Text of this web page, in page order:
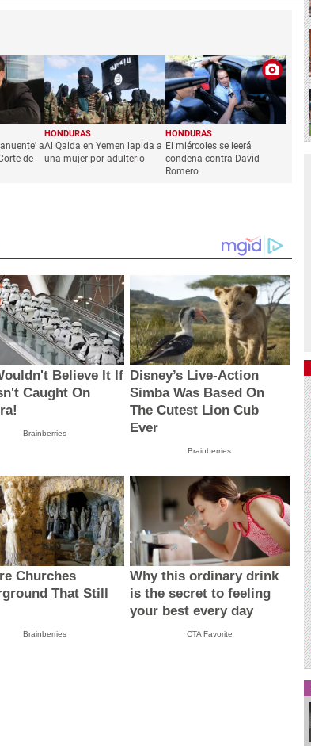
a
de
HONDURAS
Al Qaida en Yemen lapida a
una mujer por adulterio
HONDURAS
El miércoles se leerá
condena contra David
Romero
Believe It If
Caught On
Brainberries
Disney’s Live-Action
Simba Was Based On
The Cutest Lion Cub
Ever
Brainberries
Churches
That Still
Brainberries
Why this ordinary drink
is the secret to feeling
your best every day
CTA Favorite